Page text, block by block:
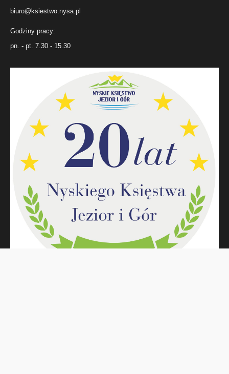
biuro@ksiestwo.nysa.pl
Godziny pracy:
pn. - pt. 7.30 - 15.30